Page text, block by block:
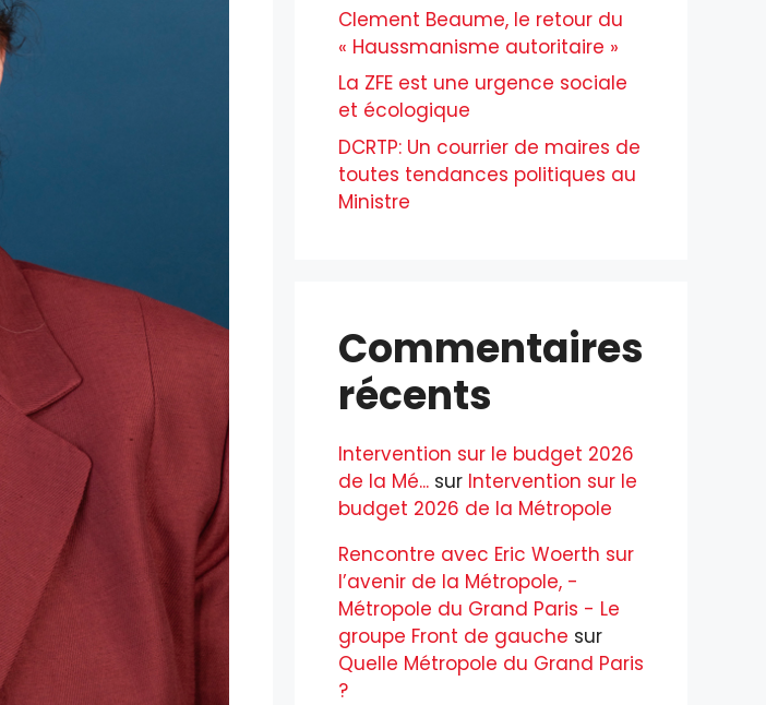
Clement Beaume, le retour du
« Haussmanisme autoritaire »
La ZFE est une urgence sociale
et écologique
DCRTP: Un courrier de maires de
toutes tendances politiques au
Ministre
Commentaires
récents
Intervention sur le budget 2026
de la Mé... sur Intervention sur le
budget 2026 de la Métropole
Rencontre avec Eric Woerth sur
l’avenir de la Métropole, -
Métropole du Grand Paris - Le
groupe Front de gauche sur
Quelle Métropole du Grand Paris
?